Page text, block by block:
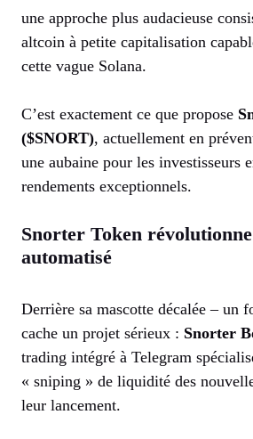
une approche plus audacieuse
altcoin à petite capitalisation
cette vague Solana.
C’est exactement ce que propose
($SNORT), actuellement en
une aubaine pour les investisseurs
rendements exceptionnels.
Snorter Token
automatisé
Derrière sa mascotte décalée – un
cache un projet sérieux : Snorter
trading intégré à Telegram
« sniping » de liquidité des
leur lancement.